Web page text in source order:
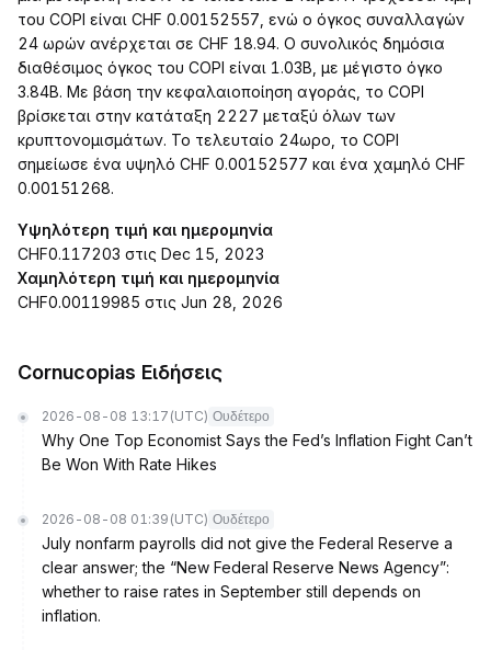
του COPI είναι CHF 0.00152557, ενώ ο όγκος συναλλαγών
24 ωρών ανέρχεται σε CHF 18.94. Ο συνολικός δημόσια
διαθέσιμος όγκος του COPI είναι 1.03B, με μέγιστο όγκο
3.84B. Με βάση την κεφαλαιοποίηση αγοράς, το COPI
βρίσκεται στην κατάταξη 2227 μεταξύ όλων των
κρυπτονομισμάτων. Το τελευταίο 24ωρο, το COPI
σημείωσε ένα υψηλό CHF 0.00152577 και ένα χαμηλό CHF
0.00151268.
Υψηλότερη τιμή και ημερομηνία
CHF0.117203 στις Dec 15, 2023
Χαμηλότερη τιμή και ημερομηνία
CHF0.00119985 στις Jun 28, 2026
Cornucopias Ειδήσεις
2026-08-08 13:17 (UTC) Ουδέτερο
Why One Top Economist Says the Fed’s Inflation Fight Can’t
Be Won With Rate Hikes
2026-08-08 01:39 (UTC) Ουδέτερο
July nonfarm payrolls did not give the Federal Reserve a
clear answer; the “New Federal Reserve News Agency”:
whether to raise rates in September still depends on
inflation.